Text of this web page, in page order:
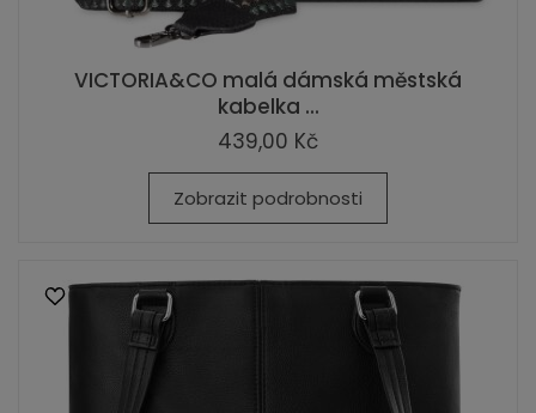
VICTORIA&CO malá dámská městská
kabelka ...
439,00 Kč
Zobrazit podrobnosti